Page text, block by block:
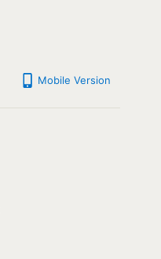
Mobile Version